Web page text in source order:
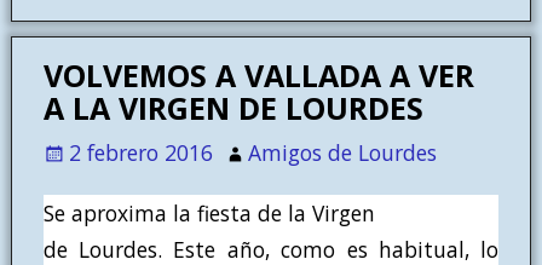
VOLVEMOS A VALLADA A VER
A LA VIRGEN DE LOURDES
2 febrero 2016 Amigos de Lourdes
Se aproxima la fiesta de la Virgen
de Lourdes. Este año, como es habitual, lo